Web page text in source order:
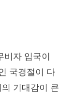
비자 입국이
국경절이 다
기대감이 큰